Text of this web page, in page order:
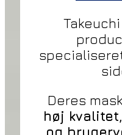
Deres
høj